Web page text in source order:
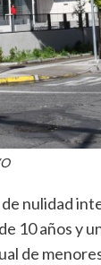
nulidad
10 años y
de